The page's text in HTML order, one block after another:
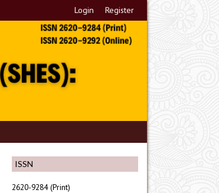
Login Register
ISSN
2620-9284 (Print)